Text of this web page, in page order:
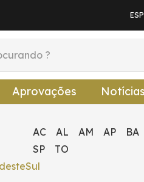
Aprovações Notícias
Sul
AC AL AM AP BA
SP
TO